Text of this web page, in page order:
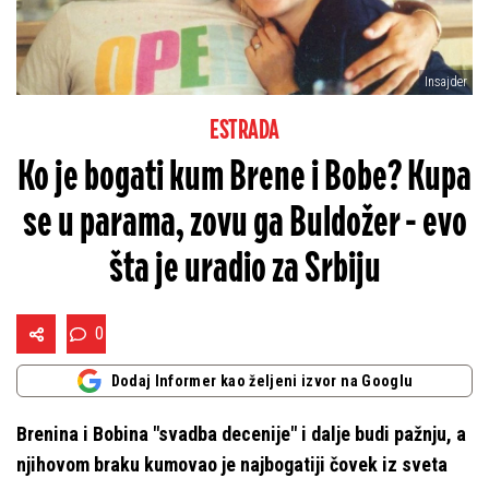
Insajder
ESTRADA
Ko je bogati kum Brene i Bobe? Kupa
se u parama, zovu ga Buldožer - evo
šta je uradio za Srbiju
0
Dodaj Informer kao željeni izvor na Googlu
Brenina i Bobina "svadba decenije" i dalje budi pažnju, a
njihovom braku kumovao je najbogatiji čovek iz sveta